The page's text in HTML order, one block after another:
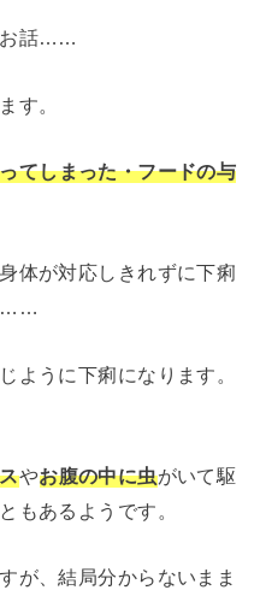
お話……
す。
てしまった・フードの与
体が対応しきれずに下痢
……
ように下痢になります。
やお腹の中に虫がいて駆
もあるようです。
が、結局分からないまま